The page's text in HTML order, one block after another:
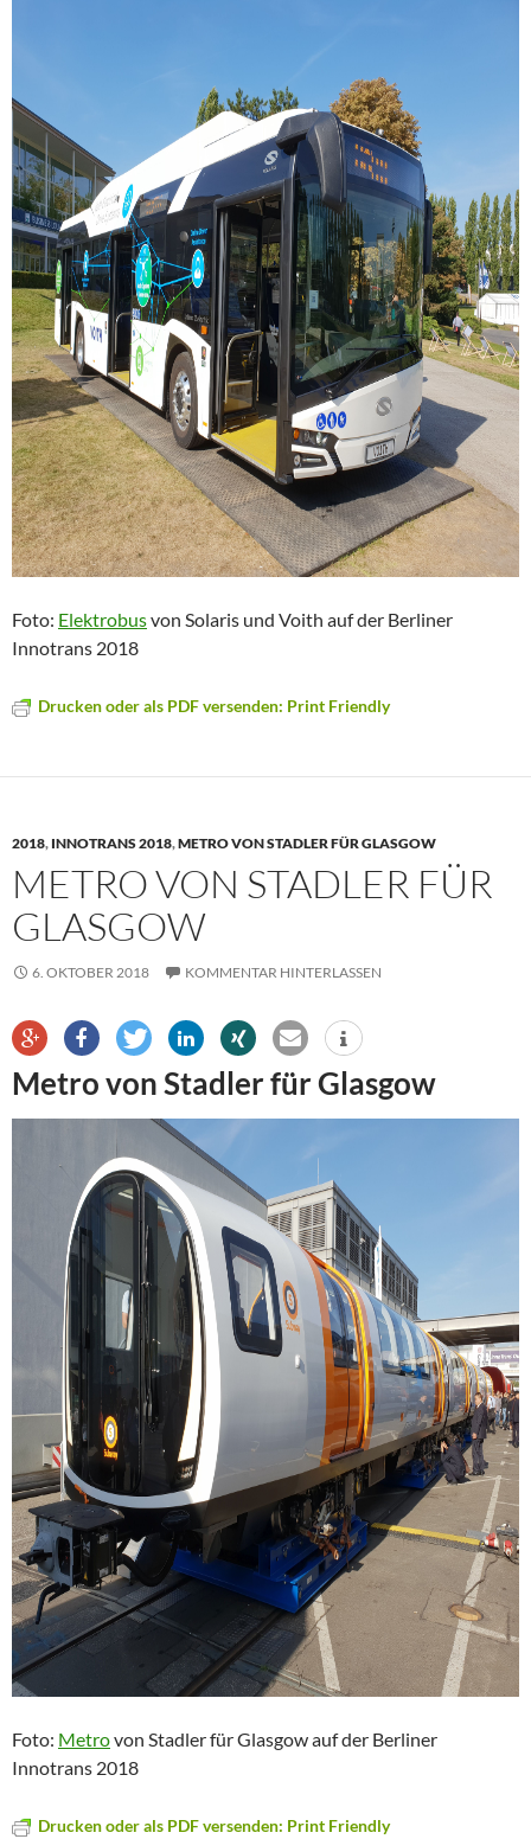
Foto: Elektrobusvon Solaris und Voith auf der Berliner
Innotrans 2018
Drucken oder als PDF versenden: Print Friendly
2018, INNOTRANS 2018,METRO VON STADLER FÜR GLASGOW
METRO VON STADLER FÜR
GLASGOW
6. OKTOBER 2018 KOMMENTAR HINTERLASSEN
Metro von Stadler für Glasgow
Foto: Metrovon Stadler für Glasgow auf der Berliner
Innotrans 2018
Drucken oder als PDF versenden: Print Friendly